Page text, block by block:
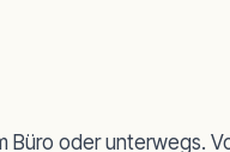
oder unterwegs.